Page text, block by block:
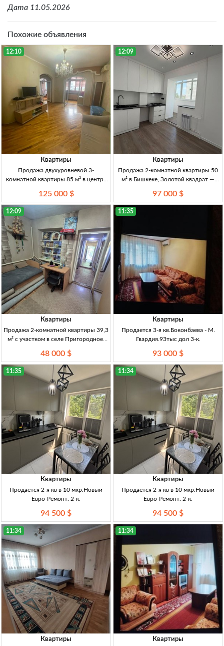
Дата 11.05.2026
Похожие объявления
12:10
Квартиры
Продажа двухуровневой 3-
комнатной квартиры 85 м² в центре
центр Бишкека, 5–6 эт., кирпич, 3
утепл. лоджии, мебель и техн., не угл
125 000 $
12:09
Квартиры
Продажа 2-комнатной квартиры 50
м² в Бишкеке, Золотой квадрат —
эт., кирпич, Золотой квадрат, свеж.
ремонт, центр. коммуникации, ДКП,
97 000 $
12:09
Квартиры
Продажа 2-комнатной квартиры 39,3
м² с участком в селе Пригородное,
кирпичный дом, с рем., участок, газ,
центр. канализация, артезианская скв
48 000 $
11:35
Квартиры
Продается 3-я кв.Боконбаева - М.
Гвардия.93тыс дол 3-к.
93 000 $
11:35
Квартиры
Продается 2-я кв в 10 мкр.Новый
Евро-Ремонт. 2-к.
94 500 $
11:34
Квартиры
Продается 2-я кв в 10 мкр.Новый
Евро-Ремонт. 2-к.
94 500 $
11:34
Квартиры
11:34
Квартиры